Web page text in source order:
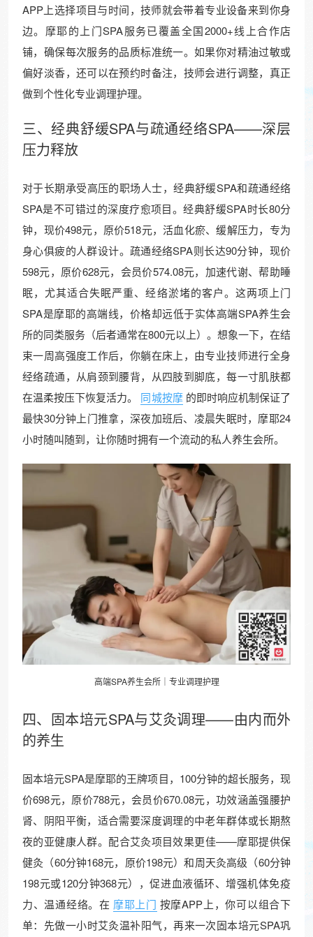
APP上选择项目与时间，技师就会带着专业设备来到你身
边。摩耶的上门SPA服务已覆盖全国2000+线上合作店
铺，确保每次服务的品质标准统一。如果你对精油过敏或
偏好淡香，还可以在预约时备注，技师会进行调整，真正
做到个性化专业调理护理。
三、经典舒缓SPA与疏通经络SPA——深层
压力释放
对于长期承受高压的职场人士，经典舒缓SPA和疏通经络
SPA是不可错过的深度疗愈项目。经典舒缓SPA时长80分
钟，现价498元，原价518元，活血化瘀、缓解压力，专为
身心俱疲的人群设计。疏通经络SPA则长达90分钟，现价
598元，原价628元，会员价574.08元，加速代谢、帮助睡
眠，尤其适合失眠严重、经络淤堵的客户。这两项上门
SPA是摩耶的高端线，价格却远低于实体高端SPA养生会
所的同类服务（后者通常在800元以上）。想象一下，在结
束一周高强度工作后，你躺在床上，由专业技师进行全身
经络疏通，从肩颈到腰背，从四肢到脚底，每一寸肌肤都
在温柔按压下恢复活力。
同城按摩 的即时响应机制保证了
最快30分钟上门推拿，深夜加班后、凌晨失眠时，摩耶24
小时随叫随到，让你随时拥有一个流动的私人养生会所。
高端SPA养生会所｜专业调理护理
四、固本培元SPA与艾灸调理——由内而外
的养生
固本培元SPA是摩耶的王牌项目，100分钟的超长服务，现
价698元，原价788元，会员价670.08元，功效涵盖强腰护
肾、阴阳平衡，适合需要深度调理的中老年群体或长期熬
夜的亚健康人群。配合艾灸项目效果更佳——摩耶提供保
健灸（60分钟168元，原价198元）和周天灸高级（60分钟
198元或120分钟368元），促进血液循环、增强机体免疫
力、温通经络。在 摩耶上门 按摩APP上，你可以组合下
单：先做一小时艾灸温补阳气，再来一次固本培元SPA巩